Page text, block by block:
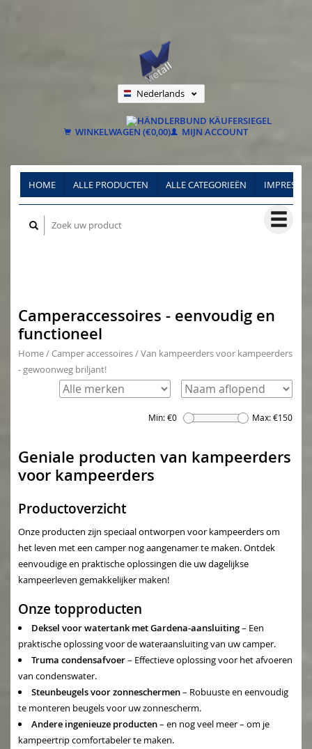
Nederlands
Français
WINKELWAGEN (€0,00) MIJN ACCOUNT
HOME ALLE PRODUCTEN ALLE CATEGORIEËN
Camperaccessoires - eenvoudig en
functioneel
Home/ Camper accessoires/Van kampeerders voor kampeerders
- gewoonweg briljant!
Min: €0 Max: €150
Geniale producten van kampeerders
voor kampeerders
Productoverzicht
Onze producten zijn speciaal ontworpen voor kampeerders om
het leven met een camper nog aangenamer te maken. Ontdek
eenvoudige en praktische oplossingen die uw dagelijkse
kampeerleven gemakkelijker maken!
Onze topproducten
Deksel voor watertank met Gardena-aansluiting– Een
praktische oplossing voor de wateraansluiting van uw camper.
Truma condensafvoer– Effectieve oplossing voor het afvoeren
van condenswater.
Steunbeugels voor zonneschermen– Robuuste en eenvoudig
te monteren beugels voor uw zonnescherm.
Andere ingenieuze producten– en nog veel meer – om je
kampeertrip comfortabeler te maken.